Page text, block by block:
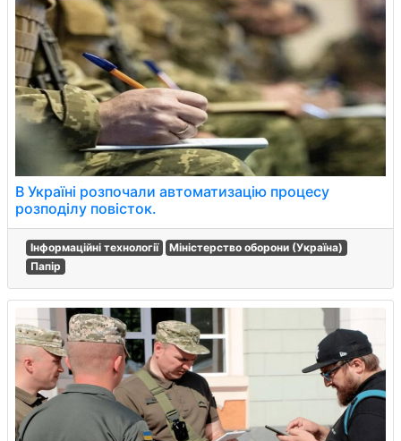
В Україні розпочали автоматизацію процесу
розподілу повісток.
Інформаційні технології
Міністерство оборони (Україна)
Папір